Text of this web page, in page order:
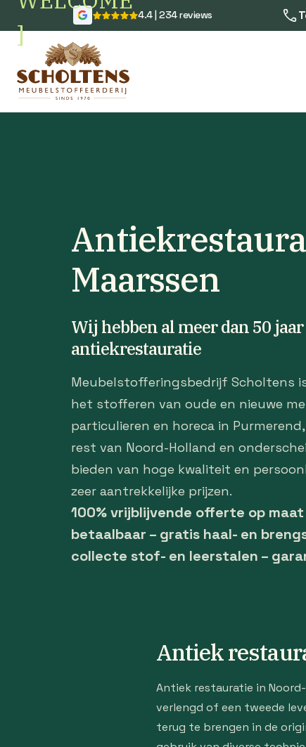
]
4.4 | 234 reviews
Maarssen
Wij hebben al meer dan 50
antiekrestauratie
Meubelstofferingsbedrijf Scholtens
het stofferen van oude en nieuwe
particulieren en horeca in
rest van Noord-Holland en
bieden van hoge kwaliteit en
zeer aantrekkelijke prijzen.
100% vrijblijvende offerte op
betaalbaar – gratis haal- en
collecte stof- en leerstalen –
Antiek
Antiek restauratie in
verlengd of een tweede
terug te brengen in de